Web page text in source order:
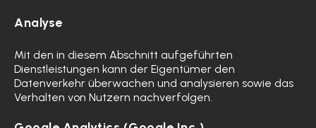
Analyse
Mit den in diesem Abschnitt aufgeführten
Dienstleistungen kann der Eigentümer den
Datenverkehr überwachen und analysieren sowie das
Verhalten von Nutzern nachverfolgen.